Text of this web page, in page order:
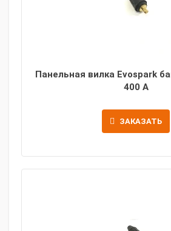
Панельная вилка Evospark
400 A
ЗАКАЗАТЬ